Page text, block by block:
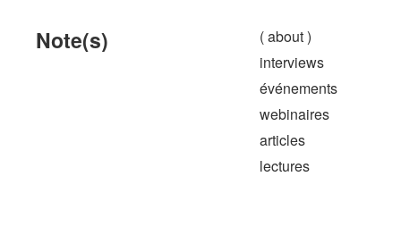
Note(s)
( about )
interviews
événements
webinaires
articles
lectures